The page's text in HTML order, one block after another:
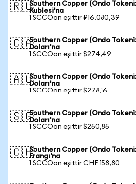
🇷🇺Southern Copper (Ondo
Rublesi'na
1 SCCOon eşittir ₽16.080,39
🇨🇦Southern Copper (Ondo
Doları'na
1 SCCOon eşittir $274,49
🇦🇺Southern Copper (Ondo
Doları'na
1 SCCOon eşittir $278,16
🇸🇬Southern Copper (Ondo
Doları'na
1 SCCOon eşittir $250,85
🇨🇭Southern Copper (Ondo
Frangı'na
1 SCCOon eşittir CHF 158,80